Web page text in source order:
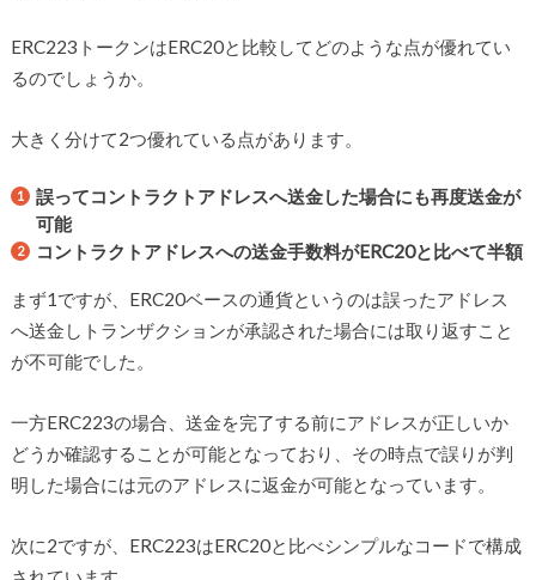
ERC223トークンはERC20と比較してどのような点が優れてい
るのでしょうか。
大きく分けて2つ優れている点があります。
誤ってコントラクトアドレスへ送金した場合にも再度送金が
可能
コントラクトアドレスへの送金手数料がERC20と比べて半額
まず1ですが、ERC20ベースの通貨というのは誤ったアドレス
へ送金しトランザクションが承認された場合には取り返すこと
が不可能でした。
一方ERC223の場合、送金を完了する前にアドレスが正しいか
どうか確認することが可能となっており、その時点で誤りが判
明した場合には元のアドレスに返金が可能となっています。
次に2ですが、ERC223はERC20と比べシンプルなコードで構成